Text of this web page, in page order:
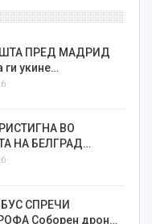
ПРЕД МАДРИД
ги укине…
ВО
НА БЕЛГРАД…
СПРЕЧИ
Соборен дрон…